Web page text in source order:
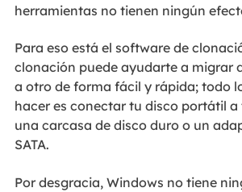
herramientas no tienen ningún
Para eso está el software de
clonación puede ayudarte a migrar
a otro de forma fácil y rápida; todo
hacer es conectar tu disco portátil a
una carcasa de disco duro o un
SATA.
Por desgracia, Windows no tiene